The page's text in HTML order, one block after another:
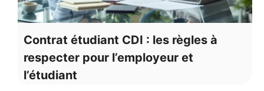
Contrat étudiant CDI : les règles à
respecter pour l’employeur et
l’étudiant